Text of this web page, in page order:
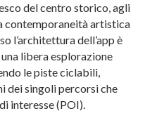
del centro storico, agli
contemporaneità artistica
l’architettura dell’app è
libera esplorazione
le piste ciclabili,
dei singoli percorsi che
interesse (POI).